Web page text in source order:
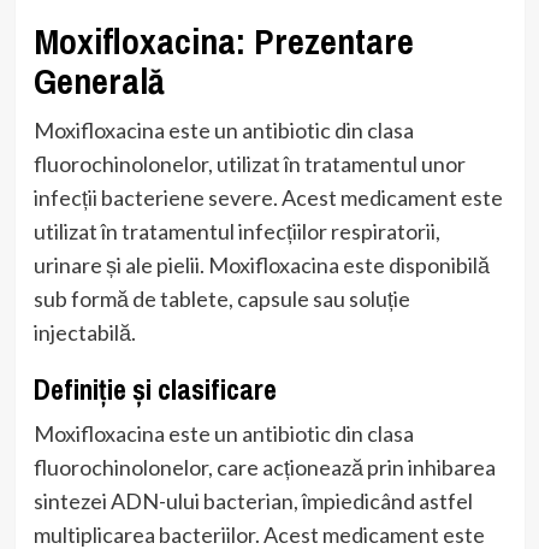
Moxifloxacina: Prezentare
Generală
Moxifloxacina este un antibiotic din clasa
fluorochinolonelor, utilizat în tratamentul unor
infecții bacteriene severe. Acest medicament este
utilizat în tratamentul infecțiilor respiratorii,
urinare și ale pielii. Moxifloxacina este disponibilă
sub formă de tablete, capsule sau soluție
injectabilă.
Definiție și clasificare
Moxifloxacina este un antibiotic din clasa
fluorochinolonelor, care acționează prin inhibarea
sintezei ADN-ului bacterian, împiedicând astfel
multiplicarea bacteriilor. Acest medicament este